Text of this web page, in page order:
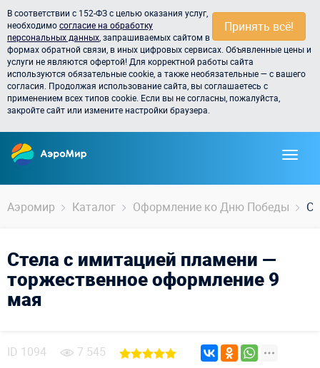
Принять всё!
В соответствии с 152-ФЗ с целью оказания услуг,
необходимосогласие на обработку
персональных данных , запрашиваемых сайтом в
формах обратной связи, в иных цифровых сервисах. Объявленные цены и
услуги не являются офертой! Для корректной работы сайта
используются обязательные cookie, а также необязательные — с вашего
согласия. Продолжая использование сайта, вы соглашаетесь с
применением всех типов cookie. Если вы не согласны, пожалуйста,
закройте сайт или измените настройки браузера.
Аэромир Каталог Оформление ко Дню Победы
Стела с имитацией пламени —
торжественное оформление 9
мая
ID 1094 7 545